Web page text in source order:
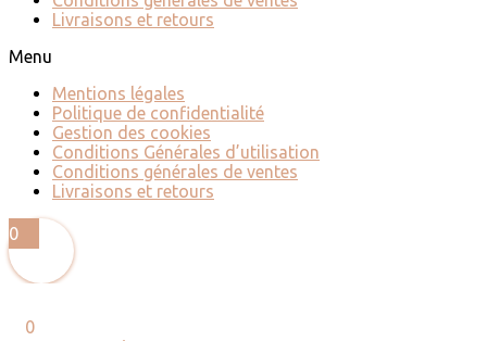
Livraisons et retours
Menu
Mentions légales
Politique de confidentialité
Gestion des cookies
Conditions Générales d’utilisation
Conditions générales de ventes
Livraisons et retours
0
0